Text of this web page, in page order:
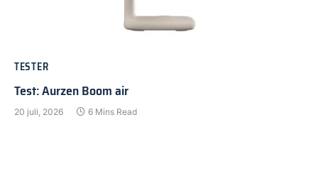
TESTER
Test: Aurzen Boom air
20 juli, 2026 6 Mins Read